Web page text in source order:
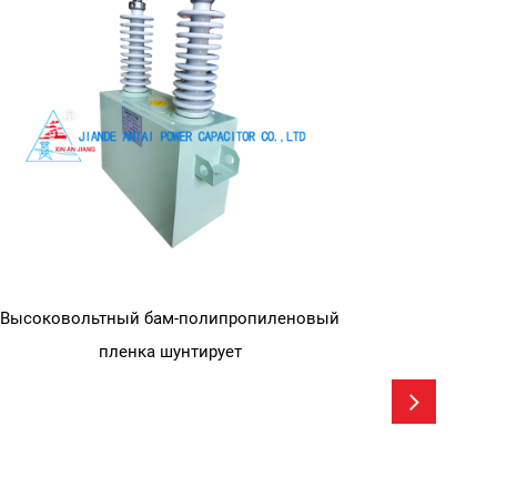
Высоковольтный бам-полипропиленовый
пленка шунтирует